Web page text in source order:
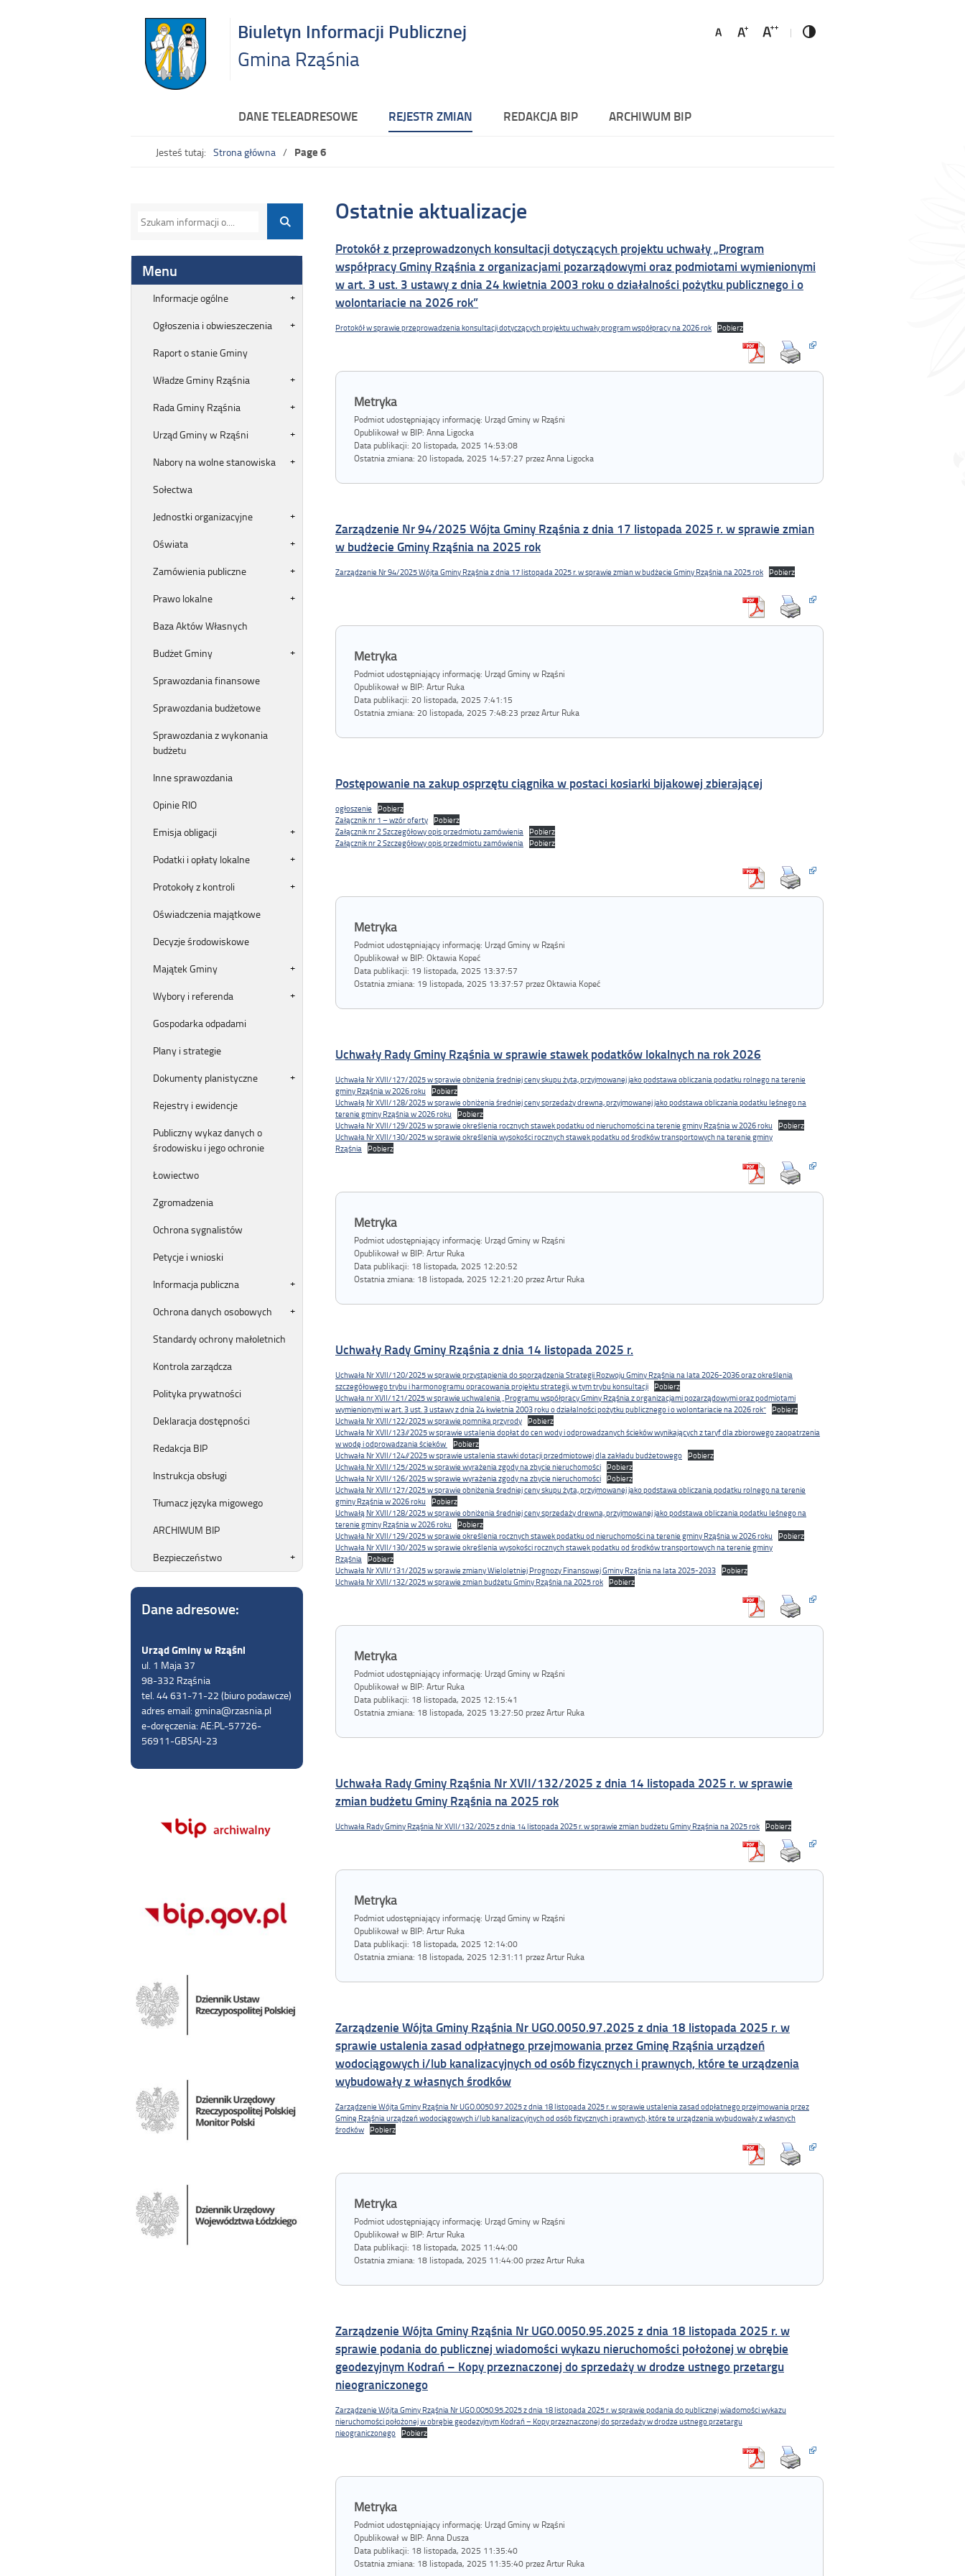
Biuletyn Informacji Publicznej
Gmina Rząśnia
DANE TELEADRESOWE REJESTR ZMIAN REDAKCJA BIP ARCHIWUM BIP
Jesteś tutaj: Strona główna Page 6
Menu
Informacje ogólne
Ogłoszenia i obwieszeczenia
Raport o stanie Gminy
Władze Gminy Rząśnia
Rada Gminy Rząśnia
Urząd Gminy w Rząśni
Nabory na wolne stanowiska
Sołectwa
Jednostki organizacyjne
Oświata
Zamówienia publiczne
Prawo lokalne
Baza Aktów Własnych
Budżet Gminy
Sprawozdania finansowe
Sprawozdania budżetowe
Sprawozdania z wykonania
budżetu
Inne sprawozdania
Opinie RIO
Emisja obligacji
Podatki i opłaty lokalne
Protokoły z kontroli
Oświadczenia majątkowe
Decyzje środowiskowe
Majątek Gminy
Wybory i referenda
Gospodarka odpadami
Plany i strategie
Dokumenty planistyczne
Rejestry i ewidencje
Publiczny wykaz danych o
środowisku i jego ochronie
Łowiectwo
Zgromadzenia
Ochrona sygnalistów
Petycje i wnioski
Informacja publiczna
Ochrona danych osobowych
Standardy ochrony małoletnich
Kontrola zarządcza
Polityka prywatności
Deklaracja dostępności
Redakcja BIP
Instrukcja obsługi
Tłumacz języka migowego
ARCHIWUM BIP
Bezpieczeństwo
Dane adresowe:
Urząd Gminy w Rząśni
ul. 1 Maja 37
98-332 Rząśnia
tel. 44 631-71-22 (biuro podawcze)
adres email: gmina@rzasnia.pl
e-doręczenia: AE:PL-57726-
56911-GBSAJ-23
Ostatnie aktualizacje
Protokół z przeprowadzonych konsultacji dotyczących projektu uchwały „Program
współpracy Gminy Rząśnia z organizacjami pozarządowymi oraz podmiotami wymienionymi
w art. 3 ust. 3 ustawy z dnia 24 kwietnia 2003 roku o działalności pożytku publicznego i o
wolontariacie na 2026 rok”
Protokół w sprawie przeprowadzenia konsultacji dotyczących projektu uchwały program współpracy na 2026 rok Pobierz
Metryka
Podmiot udostępniający informację: Urząd Gminy w Rząśni
Opublikował w BIP: Anna Ligocka
Data publikacji: 20 listopada, 2025 14:53:08
Ostatnia zmiana: 20 listopada, 2025 14:57:27 przez Anna Ligocka
Zarządzenie Nr 94/2025 Wójta Gminy Rząśnia z dnia 17 listopada 2025 r. w sprawie zmian
w budżecie Gminy Rząśnia na 2025 rok
Zarządzenie Nr 94/2025 Wójta Gminy Rząśnia z dnia 17 listopada 2025 r. w sprawie zmian w budżecie Gminy Rząśnia na 2025 rok Pobierz
Metryka
Podmiot udostępniający informację: Urząd Gminy w Rząśni
Opublikował w BIP: Artur Ruka
Data publikacji: 20 listopada, 2025 7:41:15
Ostatnia zmiana: 20 listopada, 2025 7:48:23 przez Artur Ruka
Postępowanie na zakup osprzętu ciągnika w postaci kosiarki bijakowej zbierającej
ogłoszenie
Pobierz
Załącznik nr 1 – wzór oferty Pobierz
Załącznik nr 2 Szczegółowy opis przedmiotu zamówienia
Pobierz
Załącznik nr 2 Szczegółowy opis przedmiotu zamówienia
Pobierz
Metryka
Podmiot udostępniający informację: Urząd Gminy w Rząśni
Opublikował w BIP: Oktawia Kopeć
Data publikacji: 19 listopada, 2025 13:37:57
Ostatnia zmiana: 19 listopada, 2025 13:37:57 przez Oktawia Kopeć
Uchwały Rady Gminy Rząśnia w sprawie stawek podatków lokalnych na rok 2026
Uchwała Nr XVII/127/2025 w sprawie obniżenia średniej ceny skupu żyta, przyjmowanej jako podstawa obliczania podatku rolnego na terenie
gminy Rząśnia w 2026 roku
Pobierz
Uchwałą Nr XVII/128/2025 w sprawie obniżenia średniej ceny sprzedaży drewna, przyjmowanej jako podstawa obliczania podatku leśnego na
terenie gminy Rząśnia w 2026 roku
Pobierz
Uchwała Nr XVII/129/2025 w sprawie określenia rocznych stawek podatku od nieruchomości na terenie gminy Rząśnia w 2026 roku
Pobierz
Uchwała Nr XVII/130/2025 w sprawie określenia wysokości rocznych stawek podatku od środków transportowych na terenie gminy
Rząśnia
Pobierz
Metryka
Podmiot udostępniający informację: Urząd Gminy w Rząśni
Opublikował w BIP: Artur Ruka
Data publikacji: 18 listopada, 2025 12:20:52
Ostatnia zmiana: 18 listopada, 2025 12:21:20 przez Artur Ruka
Uchwały Rady Gminy Rząśnia z dnia 14 listopada 2025 r.
Uchwała Nr XVII/120/2025 w sprawie przystąpienia do sporządzenia Strategii Rozwoju Gminy Rząśnia na lata 2026-2036 oraz określenia
szczegółowego trybu i harmonogramu opracowania projektu strategii, w tym trybu konsultacji Pobierz
Uchwała nr XVII/121/2025 w sprawie uchwalenia „Programu współpracy Gminy Rząśnia z organizacjami pozarządowymi oraz podmiotami
wymienionymi w art. 3 ust. 3 ustawy z dnia 24 kwietnia 2003 roku o działalności pożytku publicznego i o wolontariacie na 2026 rok” Pobierz
Uchwała Nr XVII/122/2025 w sprawie pomnika przyrody Pobierz
Uchwała Nr XVII/123//2025 w sprawie ustalenia dopłat do cen wody i odprowadzanych ścieków wynikających z taryf dla zbiorowego zaopatrzenia
w wodę i odprowadzania ścieków
Pobierz
Uchwała Nr XVII/124//2025 w sprawie ustalenia stawki dotacji przedmiotowej dla zakładu budżetowego Pobierz
Uchwała Nr XVII/125/2025 w sprawie wyrażenia zgody na zbycie nieruchomości Pobierz
Uchwała Nr XVII/126/2025 w sprawie wyrażenia zgody na zbycie nieruchomości Pobierz
Uchwała Nr XVII/127/2025 w sprawie obniżenia średniej ceny skupu żyta, przyjmowanej jako podstawa obliczania podatku rolnego na terenie
gminy Rząśnia w 2026 roku
Pobierz
Uchwałą Nr XVII/128/2025 w sprawie obniżenia średniej ceny sprzedaży drewna, przyjmowanej jako podstawa obliczania podatku leśnego na
terenie gminy Rząśnia w 2026 roku
Pobierz
Uchwała Nr XVII/129/2025 w sprawie określenia rocznych stawek podatku od nieruchomości na terenie gminy Rząśnia w 2026 roku
Pobierz
Uchwała Nr XVII/130/2025 w sprawie określenia wysokości rocznych stawek podatku od środków transportowych na terenie gminy
Rząśnia
Pobierz
Uchwała Nr XVII/131/2025 w sprawie zmiany Wieloletniej Prognozy Finansowej Gminy Rząśnia na lata 2025-2033 Pobierz
Uchwała Nr XVII/132/2025 w sprawie zmian budżetu Gminy Rząśnia na 2025 rok Pobierz
Metryka
Podmiot udostępniający informację: Urząd Gminy w Rząśni
Opublikował w BIP: Artur Ruka
Data publikacji: 18 listopada, 2025 12:15:41
Ostatnia zmiana: 18 listopada, 2025 13:27:50 przez Artur Ruka
Uchwała Rady Gminy Rząśnia Nr XVII/132/2025 z dnia 14 listopada 2025 r. w sprawie
zmian budżetu Gminy Rząśnia na 2025 rok
Uchwała Rady Gminy Rząśnia Nr XVII/132/2025 z dnia 14 listopada 2025 r. w sprawie zmian budżetu Gminy Rząśnia na 2025 rok Pobierz
Metryka
Podmiot udostępniający informację: Urząd Gminy w Rząśni
Opublikował w BIP: Artur Ruka
Data publikacji: 18 listopada, 2025 12:14:00
Ostatnia zmiana: 18 listopada, 2025 12:31:11 przez Artur Ruka
Zarządzenie Wójta Gminy Rząśnia Nr UGO.0050.97.2025 z dnia 18 listopada 2025 r. w
sprawie ustalenia zasad odpłatnego przejmowania przez Gminę Rząśnia urządzeń
wodociągowych i/lub kanalizacyjnych od osób fizycznych i prawnych, które te urządzenia
wybudowały z własnych środków
Zarządzenie Wójta Gminy Rząśnia Nr UGO.0050.97.2025 z dnia 18 listopada 2025 r. w sprawie ustalenia zasad odpłatnego przejmowania przez
Gminę Rząśnia urządzeń wodociągowych i/lub kanalizacyjnych od osób fizycznych i prawnych, które te urządzenia wybudowały z własnych
środków Pobierz
Metryka
Podmiot udostępniający informację: Urząd Gminy w Rząśni
Opublikował w BIP: Artur Ruka
Data publikacji: 18 listopada, 2025 11:44:00
Ostatnia zmiana: 18 listopada, 2025 11:44:00 przez Artur Ruka
Zarządzenie Wójta Gminy Rząśnia Nr UGO.0050.95.2025 z dnia 18 listopada 2025 r. w
sprawie podania do publicznej wiadomości wykazu nieruchomości położonej w obrębie
geodezyjnym Kodrań – Kopy przeznaczonej do sprzedaży w drodze ustnego przetargu
nieograniczonego
Zarządzenie Wójta Gminy Rząśnia Nr UGO.0050.95.2025 z dnia 18 listopada 2025 r. w sprawie podania do publicznej wiadomości wykazu
nieruchomości położonej w obrębie geodezyjnym Kodrań – Kopy przeznaczonej do sprzedaży w drodze ustnego przetargu
nieograniczonego Pobierz
Metryka
Podmiot udostępniający informację: Urząd Gminy w Rząśni
Opublikował w BIP: Anna Dusza
Data publikacji: 18 listopada, 2025 11:35:40
Ostatnia zmiana: 18 listopada, 2025 11:35:40 przez Artur Ruka